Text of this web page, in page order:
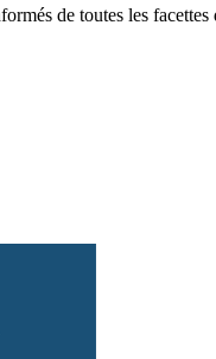
de toutes les facettes